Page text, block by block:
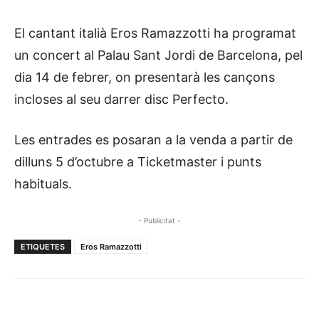
El cantant italià Eros Ramazzotti ha programat
un concert al Palau Sant Jordi de Barcelona, pel
dia 14 de febrer, on presentarà les cançons
incloses al seu darrer disc Perfecto.
Les entrades es posaran a la venda a partir de
dilluns 5 d’octubre a Ticketmaster i punts
habituals.
- Publicitat -
ETIQUETES Eros Ramazzotti